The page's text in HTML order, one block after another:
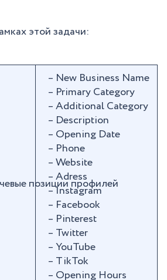
этой задачи:
позиции профилей
– New Business Name
– Primary Category
– Additional Category
– Description
– Opening Date
– Phone
– Website
– Adress
– Instagram
– Facebook
– Pinterest
– Twitter
– YouTube
– TikTok
– Opening Hours